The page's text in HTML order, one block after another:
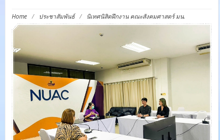
Home / ประชาสัมพันธ์ / นิเทศนิสิตฝึกงาน คณะสังคมศาสตร์ มน.